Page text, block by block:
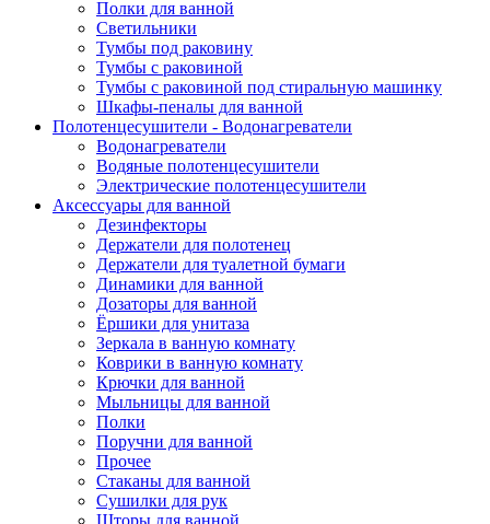
Полки для ванной
Светильники
Тумбы под раковину
Тумбы с раковиной
Тумбы с раковиной под стиральную машинку
Шкафы-пеналы для ванной
Полотенцесушители - Водонагреватели
Водонагреватели
Водяные полотенцесушители
Электрические полотенцесушители
Аксессуары для ванной
Дезинфекторы
Держатели для полотенец
Держатели для туалетной бумаги
Динамики для ванной
Дозаторы для ванной
Ёршики для унитаза
Зеркала в ванную комнату
Коврики в ванную комнату
Крючки для ванной
Мыльницы для ванной
Полки
Поручни для ванной
Прочее
Стаканы для ванной
Сушилки для рук
Шторы для ванной